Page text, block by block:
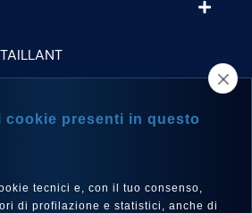
cookie presenti in questo
tecnici e, con il tuo consenso,
di profilazione e statistici, anche di